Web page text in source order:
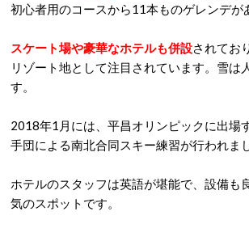
初心者用のコースから11本ものゲレンデが
スケート場や豪華なホテルも併設されてお
リゾート地として注目されています。雪は
す。
2018年1月には、平昌オリンピックに出場
手団による南北合同スキー練習が行われま
ホテルのスタッフは英語が堪能で、設備も
気のスポットです。